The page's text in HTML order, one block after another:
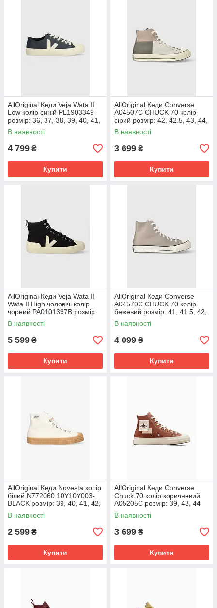
AllOriginal Кеди Veja Wata II
Low колір синій PL1903349
розмір: 36, 37, 38, 39, 40, 41,
42, 43, 44, 45, 46, 47
В наявності
4 799 ₴
Купити
AllOriginal Кеди Converse
A04507C CHUCK 70 колір
сірий розмір: 42, 42.5, 43, 44,
45
В наявності
3 699 ₴
Купити
AllOriginal Кеди Veja Wata II
Wata II High чоловічі колір
чорний PA0101397B розмір:
42, 43, 44, 45, 46, 47
В наявності
5 599 ₴
Купити
AllOriginal Кеди Converse
A04579C CHUCK 70 колір
бежевий розмір: 41, 41.5, 42,
42.5, 43, 44, 44.5, 45
В наявності
4 099 ₴
Купити
AllOriginal Кеди Novesta колір
білий N772060.10Y10Y003-
BLACK розмір: 39, 40, 41, 42,
42.5, 43, 44, 45, 46, 47
В наявності
2 599 ₴
Купити
AllOriginal Кеди Converse
Chuck 70 колір коричневий
A05205C розмір: 39, 43, 44
В наявності
3 699 ₴
Купити